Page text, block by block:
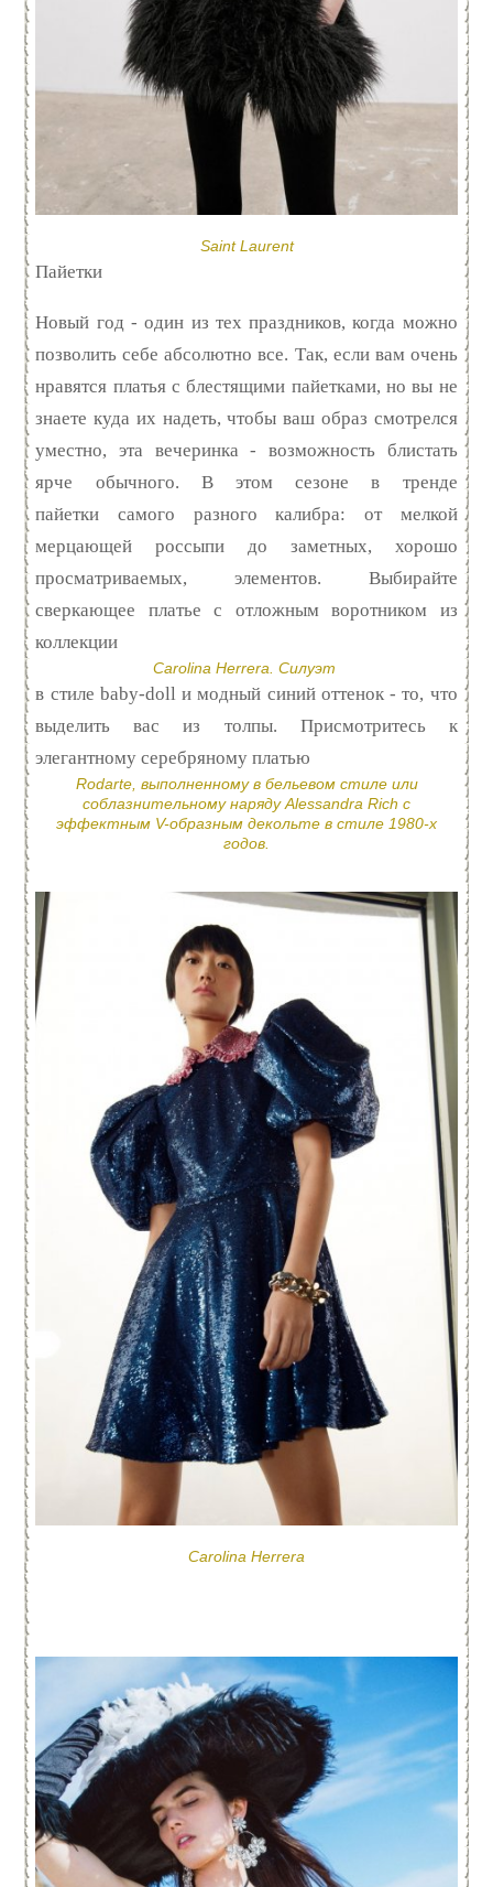
Saint Laurent
Пайетки
Новый год - один из тех праздников, когда можно
позволить себе абсолютно все. Так, если вам очень
нравятся платья с блестящими пайетками, но вы не
знаете куда их надеть, чтобы ваш образ смотрелся
уместно, эта вечеринка - возможность блистать
ярче обычного. В этом сезоне в тренде
пайетки самого разного калибра: от мелкой
мерцающей россыпи до заметных, хорошо
просматриваемых, элементов. Выбирайте
сверкающее платье с отложным воротником из
коллекции
Carolina Herrera. Силуэт
в стиле baby-doll и модный синий оттенок - то, что
выделить вас из толпы. Присмотритесь к
элегантному серебряному платью
Rodarte, выполненному в бельевом стиле или
соблазнительному наряду Alessandra Rich с
эффектным V-образным декольте в стиле 1980-х
годов.
Carolina Herrera